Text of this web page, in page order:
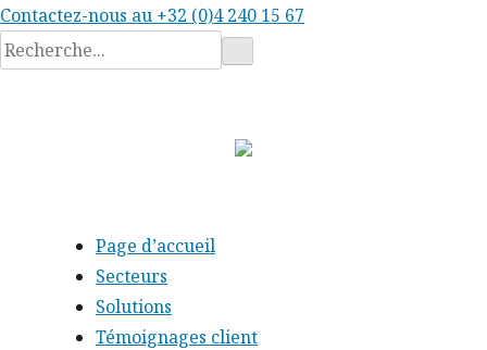
Contactez-nous au +32 (0)4 240 15 67
Rechercher
:
Page d’accueil
Secteurs
Solutions
Témoignages client